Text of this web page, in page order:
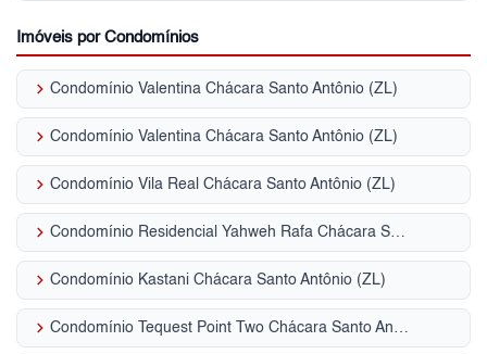
Imóveis por Condomínios
keyboard_arrow_right Condomínio Valentina Chácara Santo Antônio (ZL)
keyboard_arrow_right Condomínio Valentina Chácara Santo Antônio (ZL)
keyboard_arrow_right Condomínio Vila Real Chácara Santo Antônio (ZL)
keyboard_arrow_right Condomínio Residencial Yahweh Rafa Chácara Santo Antônio (ZL)
keyboard_arrow_right Condomínio Kastani Chácara Santo Antônio (ZL)
keyboard_arrow_right Condomínio Tequest Point Two Chácara Santo Antônio (ZL)